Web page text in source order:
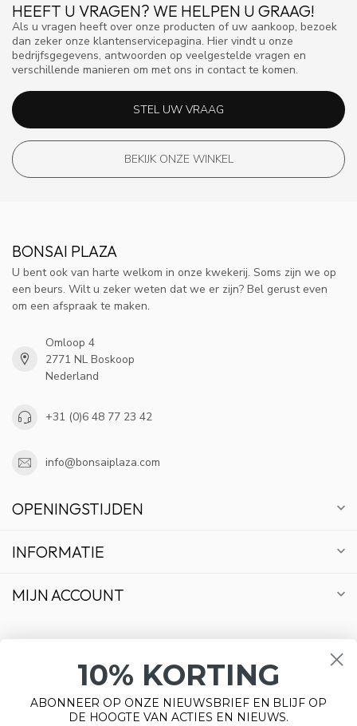
HEEFT U VRAGEN? WE HELPEN U GRAAG!
Als u vragen heeft over onze producten of uw aankoop, bezoek
dan zeker onze klantenservicepagina. Hier vindt u onze
bedrijfsgegevens, antwoorden op veelgestelde vragen en
verschillende manieren om met ons in contact te komen.
STEL UW VRAAG
BEKIJK ONZE WINKEL
BONSAI PLAZA
U bent ook van harte welkom in onze kwekerij. Soms zijn we op
een beurs. Wilt u zeker weten dat we er zijn? Bel gerust even
om een afspraak te maken.
Omloop 4
2771 NL Boskoop
Nederland
+31 (0)6 48 77 23 42
info@bonsaiplaza.com
OPENINGSTIJDEN
INFORMATIE
MIJN ACCOUNT
10% KORTING
ABONNEER OP ONZE NIEUWSBRIEF EN BLIJF OP
DE HOOGTE VAN ACTIES EN NIEUWS.